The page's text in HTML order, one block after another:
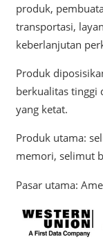
produk,
transportasi,
keberlanjutan
Produk
berkualitas tinggi
yang ketat.
Produk utama:
memori, selimut
Pasar utama: